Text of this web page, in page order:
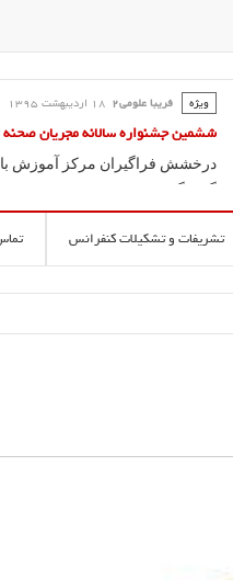
ویژه فریبا علومی2 18 ارديبهشت 1395
کلاس گویندگی و آیین سخنوری ؛
فریبا علومی یزدی
آموزش سخنوری و فن بیان در
تشریفات و تشکیلات کنفرانس